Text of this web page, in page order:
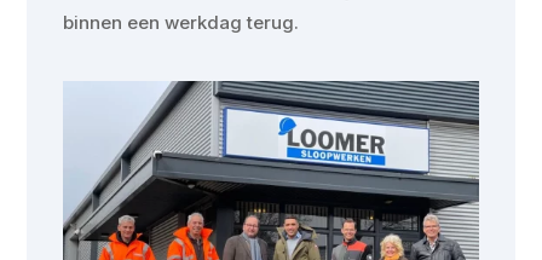
binnen een werkdag terug.